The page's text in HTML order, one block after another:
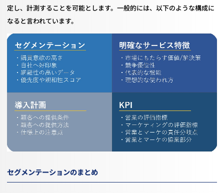
定し、計測することを可能とします。一般的には、以下のような構成に
なると言われています。
セグメンテーションのまとめ